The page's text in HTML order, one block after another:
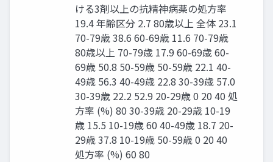
ける3剤以上の抗精神病薬の処方率
19.4 年齢区分 2.7 80歳以上 全体 23.1
70-79歳 38.6 60-69歳 11.6 70-79歳
80歳以上 70-79歳 17.9 60-69歳 60-
69歳 50.8 50-59歳 50-59歳 22.1 40-
49歳 56.3 40-49歳 22.8 30-39歳 57.0
30-39歳 22.2 52.9 20-29歳 0 20 40 処
方率 (%) 80 30-39歳 20-29歳 10-19
歳 15.5 10-19歳 60 40-49歳 18.7 20-
29歳 37.8 10-19歳 50-59歳 0 20 40
処方率 (%) 60 80